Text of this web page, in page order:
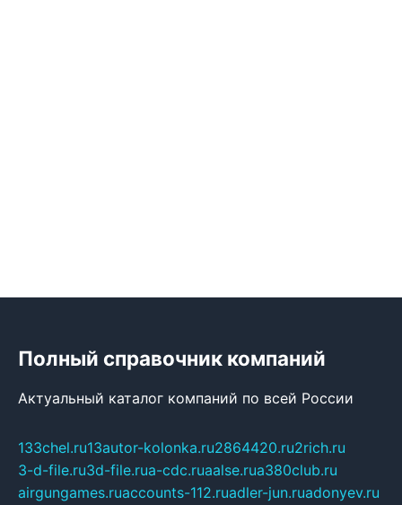
Полный справочник компаний
Актуальный каталог компаний по всей России
133chel.ru13autor-kolonka.ru2864420.ru2rich.ru
3-d-file.ru3d-file.rua-cdc.ruaalse.rua380club.ru
airgungames.ruaccounts-112.ruadler-jun.ruadonyev.ru